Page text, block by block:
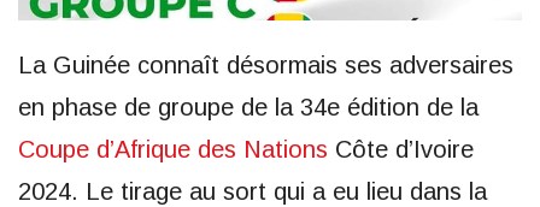
La Guinée connaît désormais ses adversaires
en phase de groupe de la 34e édition de la
Coupe d’Afrique des Nations Côte d’Ivoire
2024. Le tirage au sort qui a eu lieu dans la